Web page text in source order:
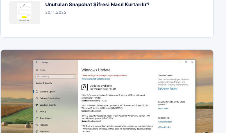
Unutulan Snapchat Şifresi Nasıl Kurtarılır?
20.11.2025